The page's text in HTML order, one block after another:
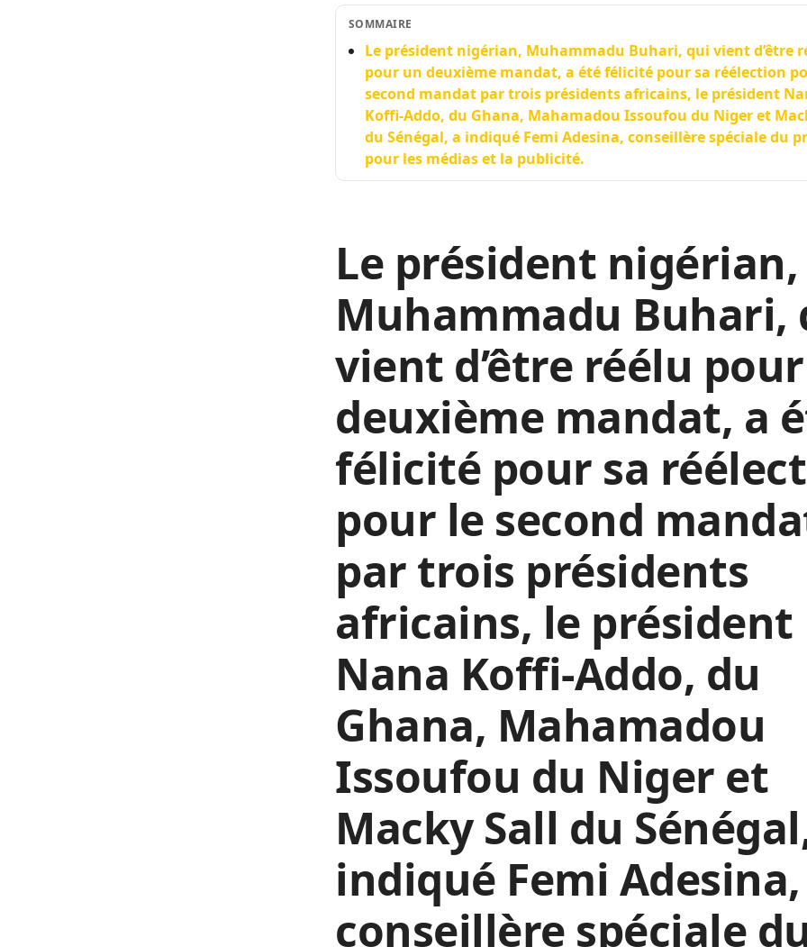
SOMMAIRE
Le président nigérian, Muhammadu Buhari, qui vient d’être
pour un deuxième mandat, a été félicité pour sa réélection
second mandat par trois présidents africains, le président
Koffi-Addo, du Ghana, Mahamadou Issoufou du Niger et
du Sénégal, a indiqué Femi Adesina, conseillère spéciale du
pour les médias et la publicité.
Le président nigérian,
Muhammadu Buhari,
vient d’être réélu
deuxième mandat, a
félicité pour sa
pour le second
par trois présidents
africains, le président
Nana Koffi-Addo, du
Ghana, Mahamadou
Issoufou du Niger et
Macky Sall du
indiqué Femi Adesina,
conseillère spéciale